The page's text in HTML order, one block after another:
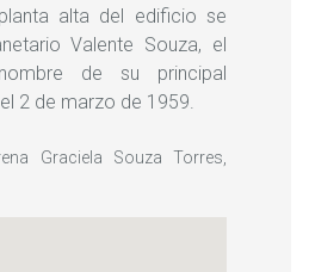
alta del edificio se
Valente Souza, el
de su principal
2 de marzo de 1959.
Graciela Souza Torres,